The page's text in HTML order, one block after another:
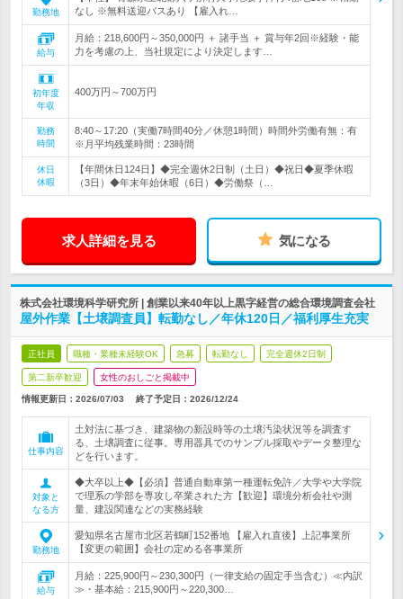
勤務地
なし ※無料送迎バスあり 【雇入れ…
給与
月給：218,600円～350,000円 ＋ 諸手当 ＋ 賞与年2回※経験・能
力を考慮の上、当社規定により決定します…
初年度
年収
400万円～700万円
勤務
時間
8:40～17:20（実働7時間40分／休憩1時間）時間外労働有無：有
※月平均残業時間：23時間
休日
休暇
【年間休日124日】◆完全週休2日制（土日）◆祝日◆夏季休暇
（3日）◆年末年始休暇（6日）◆労働祭（…
求人詳細を見る 気になる
株式会社環境科学研究所 | 創業以来40年以上黒字経営の総合環境調査会社
屋外作業【土壌調査員】転勤なし／年休120日／福利厚生充実
正社員 職種・業種未経験OK 急募 転勤なし 完全週休2日制
第二新卒歓迎 女性のおしごと掲載中
情報更新日：2026/07/03 終了予定日： 2026/12/24
仕事内容
土対法に基づき、建築物の新設時等の土壌汚染状況等を調査す
る、土壌調査に従事。専用器具でのサンプル採取やデータ整理な
どを行います。
対象と
なる方
◆大卒以上◆【必須】普通自動車第一種運転免許／大学や大学院
で理系の学部を専攻し卒業された方【歓迎】環境分析会社や測
量、建設関連などの実務経験
勤務地
愛知県名古屋市北区若鶴町152番地 【雇入れ直後】上記事業所
【変更の範囲】会社の定める各事業所
給与
月給：225,900円～230,300円（一律支給の固定手当含む）≪内訳
≫・基本給：215,900円～220,300…